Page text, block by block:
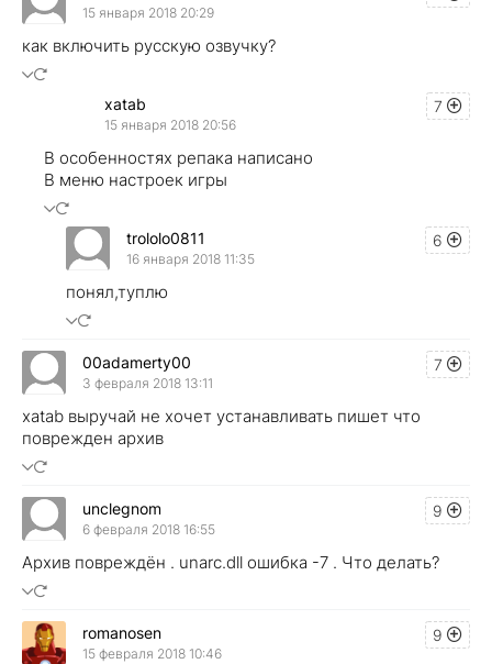
15 января 2018 20:29
как включить русскую озвучку?
7
xatab
15 января 2018 20:56
В особенностях репака написано
В меню настроек игры
6
trololo0811
16 января 2018 11:35
понял,туплю
7
00adamerty00
3 февраля 2018 13:11
xatab выручай не хочет устанавливать пишет что
поврежден архив
9
unclegnom
6 февраля 2018 16:55
Архив повреждён . unarc.dll ошибка -7 . Что делать?
9
romanosen
15 февраля 2018 10:46